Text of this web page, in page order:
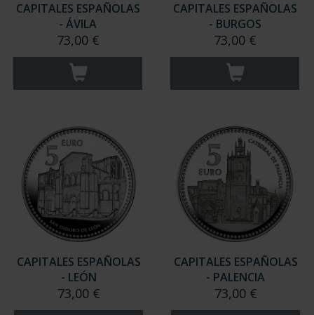
CAPITALES ESPAÑOLAS
- ÁVILA
73,00 €
CAPITALES ESPAÑOLAS
- BURGOS
73,00 €
CAPITALES ESPAÑOLAS
- LEÓN
73,00 €
CAPITALES ESPAÑOLAS
- PALENCIA
73,00 €